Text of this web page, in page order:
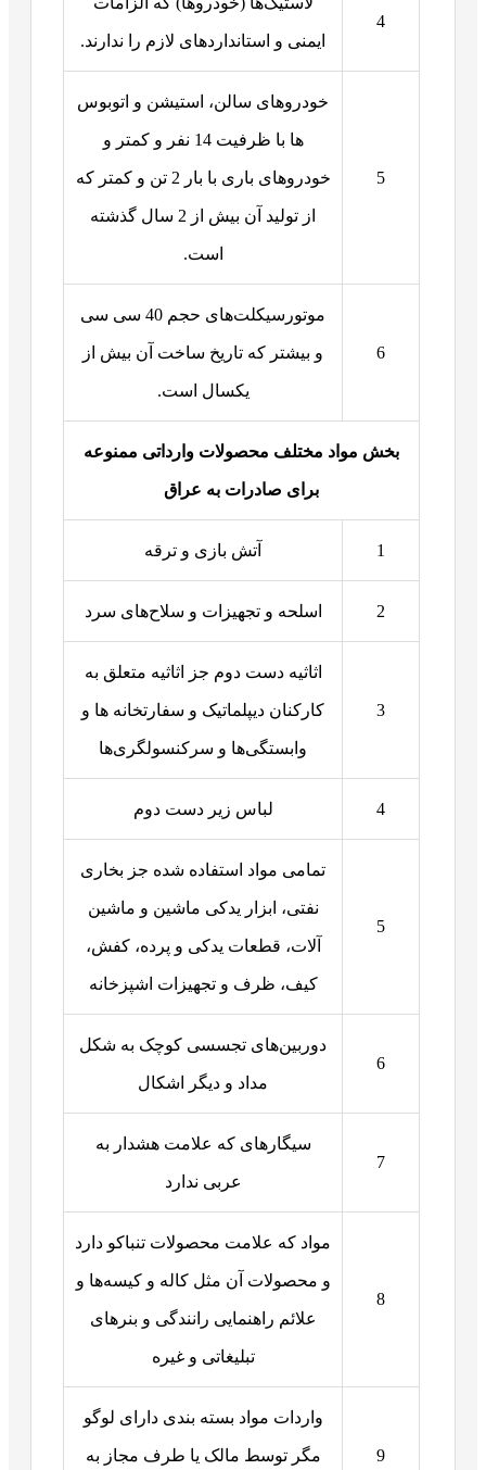
4
ایمنی و استانداردهای لازم را ندارند.
5
خودروهای سالن، استیشن و اتوبوس
ها با ظرفیت 14 نفر و کمتر و
خودروهای باری با بار 2 تن و کمتر که
از تولید آن بیش از 2 سال گذشته
است.
6
موتورسیکلت‌های حجم 40 سی سی
و بیشتر که تاریخ ساخت آن بیش از
یکسال است.
بخش مواد مختلف محصولات وارداتی ممنوعه
برای صادرات به عراق
1 آتش بازی و ترقه
2 اسلحه و تجهیزات و سلاح‌های سرد
3
اثاثیه دست دوم جز اثاثیه متعلق به
کارکنان دیپلماتیک و سفارتخانه ها و
وابستگی‌ها و سرکنسولگری‌ها
4 لباس زیر دست دوم
5
تمامی مواد استفاده شده جز بخاری
نفتی، ابزار یدکی ماشین و ماشین
آلات، قطعات یدکی و پرده، کفش،
کیف، ظرف و تجهیزات اشپزخانه
6
دوربین‌های تجسسی کوچک به شکل
مداد و دیگر اشکال
7
سیگارهای که علامت هشدار به
عربی ندارد
8
مواد که علامت محصولات تنباکو دارد
و محصولات آن مثل کاله و کیسه‌ها و
علائم راهنمایی رانندگی و بنرهای
تبلیغاتی و غیره
9
واردات مواد بسته بندی دارای لوگو
مگر توسط مالک یا طرف مجاز به